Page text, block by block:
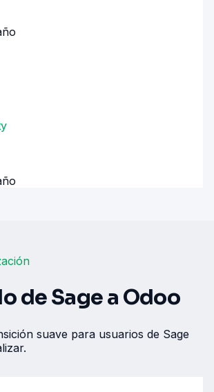
de Sage a Odoo
suave para usuarios de Sage